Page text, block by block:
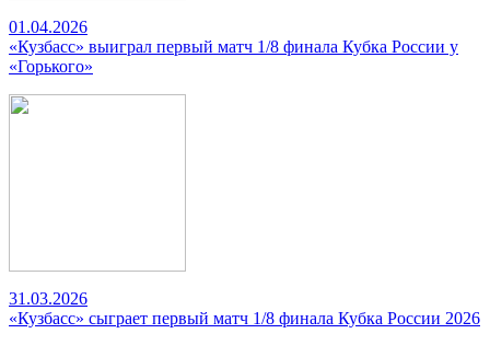
01.04.2026
«Кузбасс» выиграл первый матч 1/8 финала Кубка России у
«Горького»
31.03.2026
«Кузбасс» сыграет первый матч 1/8 финала Кубка России 2026